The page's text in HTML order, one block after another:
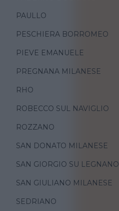
PAULLO
PESCHIERA BORROMEO
PIEVE EMANUELE
PREGNANA MILANESE
RHO
ROBECCO SUL NAVIGLIO
ROZZANO
SAN DONATO MILANESE
SAN GIORGIO SU LEGNANO
SAN GIULIANO MILANESE
SEDRIANO